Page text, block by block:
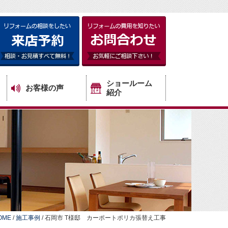
お客様の声
ショールーム
紹介
/施工事例 /石岡市 T様邸 カーポートポリカ張替え工事